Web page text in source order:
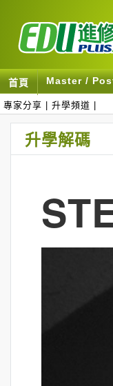
首頁 Master /
專家分享 升學頻道
升學解碼